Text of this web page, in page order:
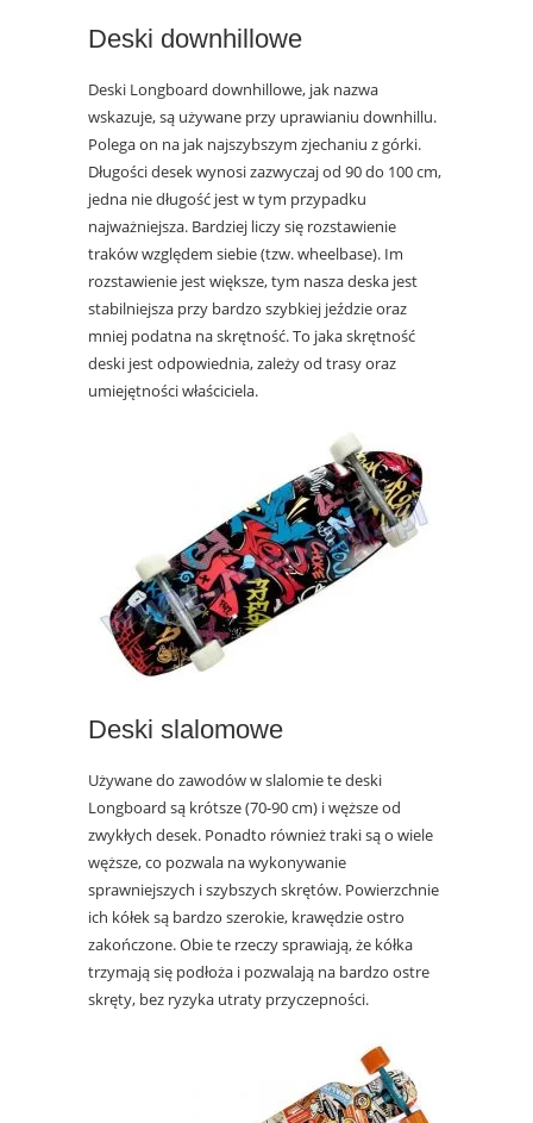
Deski downhillowe
Deski Longboard downhillowe, jak nazwa
wskazuje, są używane przy uprawianiu downhillu.
Polega on na jak najszybszym zjechaniu z górki.
Długości desek wynosi zazwyczaj od 90 do 100 cm,
jedna nie długość jest w tym przypadku
najważniejsza. Bardziej liczy się rozstawienie
traków względem siebie (tzw. wheelbase). Im
rozstawienie jest większe, tym nasza deska jest
stabilniejsza przy bardzo szybkiej jeździe oraz
mniej podatna na skrętność. To jaka skrętność
deski jest odpowiednia, zależy od trasy oraz
umiejętności właściciela.
Deski slalomowe
Używane do zawodów w slalomie te deski
Longboard są krótsze (70-90 cm) i węższe od
zwykłych desek. Ponadto również traki są o wiele
węższe, co pozwala na wykonywanie
sprawniejszych i szybszych skrętów. Powierzchnie
ich kółek są bardzo szerokie, krawędzie ostro
zakończone. Obie te rzeczy sprawiają, że kółka
trzymają się podłoża i pozwalają na bardzo ostre
skręty, bez ryzyka utraty przyczepności.